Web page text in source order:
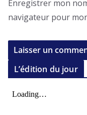
Enregistrer mon
navigateur pour
L’édition du jour